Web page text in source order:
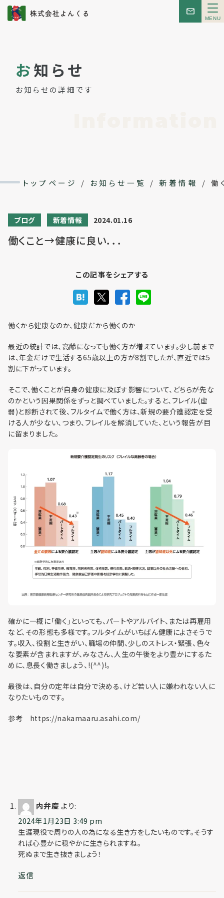
メ
ニ
会社概要
利用までの流れ・利用料金
お問い合わせ
個人情報保護方針
利用までの流れ
お知らせ
お知らせの詳細です
トップページ / お知らせ一覧 / 新着情報 / 働
ブログ 新着情報 2024.01.16
働くこと→健康に良い．．．
この記事をシェアする
働くから健康なのか、健康だから働くのか
最近の統計では、高齢になっても働く方が増えています。少し前まで
は、年金だけで生活する65歳以上の方が8割でしたが、直近では5
割に下がっています。
そこで、働くことが自身の健康に及ぼす影響について、どちらが先な
のかという因果関係をずっと調べていました。すると、フレイル(虚
弱)と診断されて後、フルタイムで働く方は、新規の要介護認定を受
ける人が少ない、つまり、フレイルを解消していた、という報告が目
に留まりました。
確かに一概に「働く」といっても、パートやアルバイト、または再雇用
など、その形態も多様です。フルタイムがいちばん健康によさそうで
す。収入、役割と生きがい、職場の仲間、少しのストレス・緊張、色々
な要素が含まれますが、みなさん、人生の午後をより豊かにするた
めに、息長く働きましょう、!(^^)!。
最後は、自分の定年は自分で決める、けど若い人に嫌われない人に
なりたいものです。
参考 https://nakamaaru.asahi.com/
内弁慶 より:
2024年1月23日 3:49 pm
生涯現役で周りの人の為になる生き方をしたいものです。そうす
れば心豊かに穏やかに生きられますね。
死ぬまで生き抜きましょう！
返信